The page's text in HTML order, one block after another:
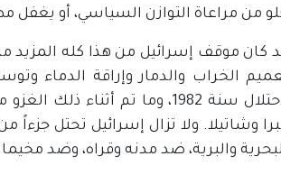
من مراعاة التوازن السياسي، أو يغفل
كان موقف إسرائيل من هذا كله المزيد
الخراب والدمار وإراقة الدماء
الاحتلال سنة 1982، وما تم
وشاتيلا. ولا تزال إسرائيل تحتل جزءاً
والبرية، ضد مدنه وقراه، وضد